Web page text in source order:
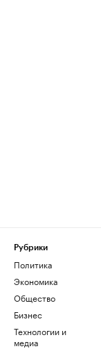
Рубрики
Политика
Экономика
Общество
Бизнес
Технологии и
медиа